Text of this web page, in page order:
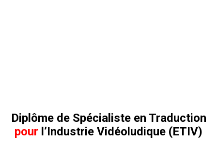
Diplôme de Spécialiste en Traduction
pour l’Industrie Vidéoludique (ETIV)